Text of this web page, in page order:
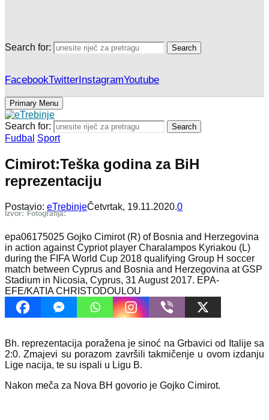
Search for: Search
FacebookTwitterInstagramYoutube
Primary Menu
Search for: Search
Fudbal Sport
Cimirot:Teška godina za BiH
reprezentaciju
Postavio: eTrebinjeČetvrtak, 19.11.2020.0
Izvor: Fotografija:
epa06175025 Gojko Cimirot (R) of Bosnia and Herzegovina
in action against Cypriot player Charalampos Kyriakou (L)
during the FIFA World Cup 2018 qualifying Group H soccer
match between Cyprus and Bosnia and Herzegovina at GSP
Stadium in Nicosia, Cyprus, 31 August 2017. EPA-
EFE/KATIA CHRISTODOULOU
Bh. reprezentacija poražena je sinoć na Grbavici od Italije sa
2:0. Zmajevi su porazom završili takmičenje u ovom izdanju
Lige nacija, te su ispali u Ligu B.
Nakon meča za Nova BH govorio je Gojko Cimirot.